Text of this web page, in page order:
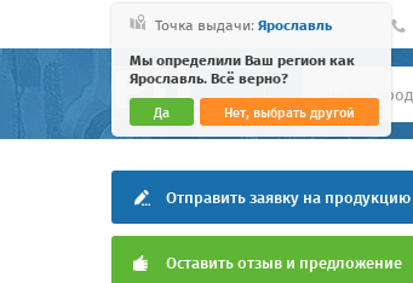
Точка выдачи: Ярославль
Мы определили Ваш регион как
Ярославль. Всё верно?
Да Нет, выбрать другой
Отправить заявку на продукцию
Оставить отзыв и предложение